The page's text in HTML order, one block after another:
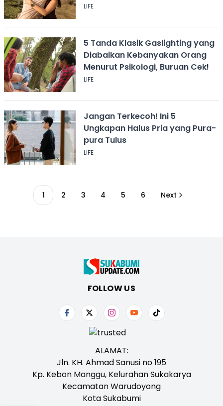
LIFE
5 Tanda Klasik Gaslighting yang
Diabaikan Kebanyakan Orang
Menurut Psikologi, Buruan Cek!
LIFE
Jangan Terkecoh! Ini 5
Ungkapan Halus Pria yang Pura-
pura Tulus
LIFE
1 2 3 4 5 6 Next
FOLLOW US
ALAMAT:
Jln. KH. Ahmad Sanusi no 195
Kp. Kebon Manggu, Kelurahan Sukakarya
Kecamatan Warudoyong
Kota Sukabumi